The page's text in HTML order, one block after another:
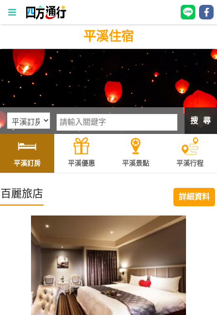
四
方
通
訂
房
灣
訂
房
直接跟飯店訂房HOT
平溪住宿
搜 尋
平溪訂房 平溪優惠 平溪景點 平溪行程
百麗旅店 詳細資料